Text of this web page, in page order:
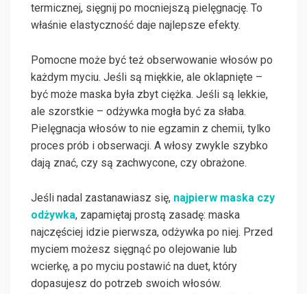
termicznej, sięgnij po mocniejszą pielęgnację. To
właśnie elastyczność daje najlepsze efekty.
Pomocne może być też obserwowanie włosów po
każdym myciu. Jeśli są miękkie, ale oklapnięte –
być może maska była zbyt ciężka. Jeśli są lekkie,
ale szorstkie – odżywka mogła być za słaba.
Pielęgnacja włosów to nie egzamin z chemii, tylko
proces prób i obserwacji. A włosy zwykle szybko
dają znać, czy są zachwycone, czy obrażone.
Jeśli nadal zastanawiasz się, najpierw maska czy
odżywka, zapamiętaj prostą zasadę: maska
najczęściej idzie pierwsza, odżywka po niej. Przed
myciem możesz sięgnąć po olejowanie lub
wcierkę, a po myciu postawić na duet, który
dopasujesz do potrzeb swoich włosów.